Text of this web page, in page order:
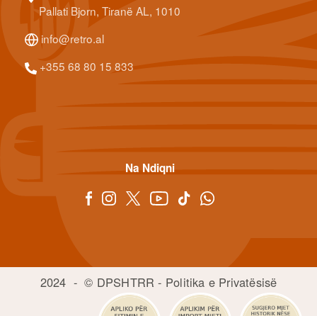
Pallati Bjorn, Tiranë AL, 1010
info@retro.al
+355 68 80 15 833
Na Ndiqni
2024 -© DPSHTRR - Politika e Privatësisë